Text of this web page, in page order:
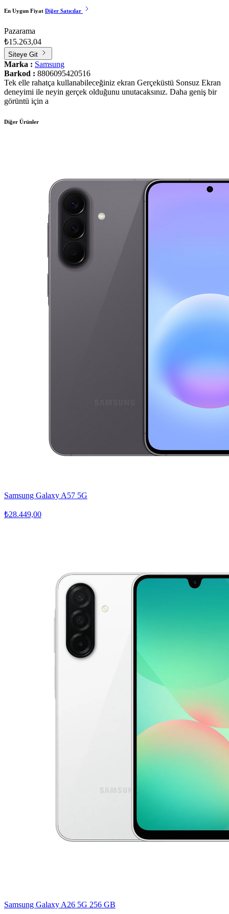
En Uygun Fiyat Diğer Satıcılar
Pazarama
₺15.263,04
Siteye Git
Marka : Samsung
Barkod : 8806095420516
Tek elle rahatça kullanabileceğiniz ekran Gerçeküstü Sonsuz Ekran
deneyimi ile neyin gerçek olduğunu unutacaksınız. Daha geniş bir
görüntü için a
Diğer Ürünler
Samsung Galaxy A57 5G
₺28.449,00
Samsung Galaxy A26 5G 256 GB